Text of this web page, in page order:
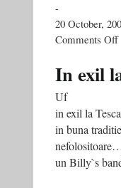
-
20 October,
Comments Offon
In exil
Uf
in exil la
in buna
un Billy`s